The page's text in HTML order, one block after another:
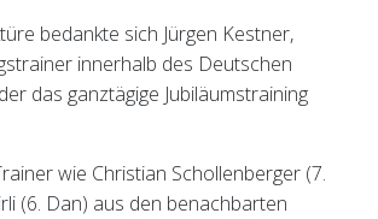
bedankte sich Jürgen Kestner,
innerhalb des Deutschen
das ganztägige Jubiläumstraining
wie Christian Schollenberger (7.
(6. Dan) aus den benachbarten